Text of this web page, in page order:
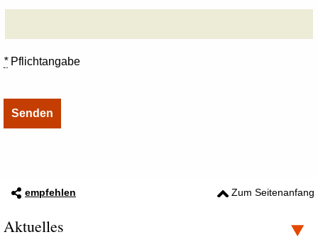
*Pflichtangabe
empfehlen Zum Seitenanfang
Aktuelles